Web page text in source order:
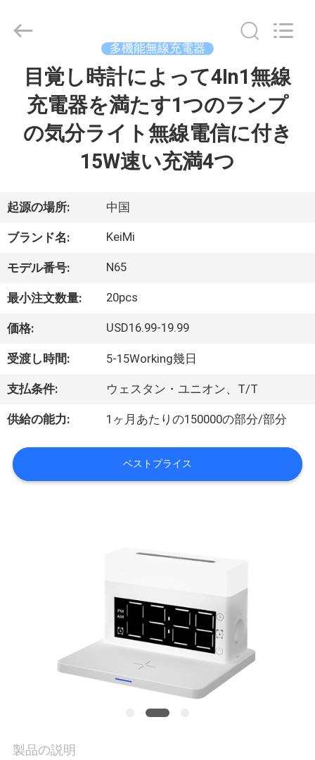
ク
ト
私
達
つ
い
て
工
私
Shenzhen
Sunning
Reserved.
Developed
多機能無線充電器
目覚し時計によって4In1無線
充電器を満たす1つのランプ
の気分ライト無線電信に付き
15W速い充満4つ
起源の場所: 中国
ブランド名: KeiMi
モデル番号: N65
最小注文数量: 20pcs
価格: USD16.99-19.99
受渡し時間: 5-15Working幾日
支払条件: ウェスタン・ユニオン、T/T
供給の能力: 1ヶ月あたりの150000の部分/部分
ベストプライス
製品の説明